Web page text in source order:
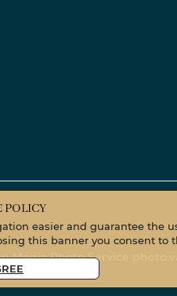
Media Photo Service
POLICY
easier and guarantee the
this banner you consent to